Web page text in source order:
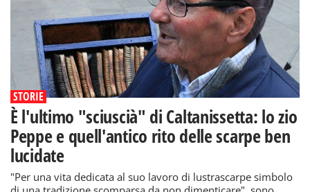
STORIE
È l'ultimo "sciuscià" di Caltanissetta: lo zio
Peppe e quell'antico rito delle scarpe ben
lucidate
"Per una vita dedicata al suo lavoro di lustrascarpe simbolo